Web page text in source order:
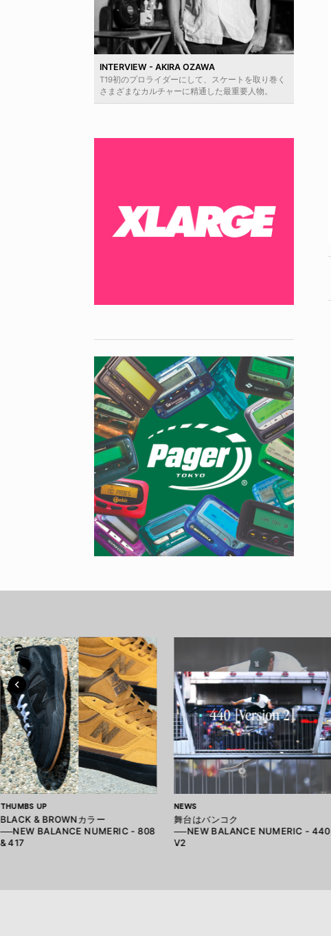
INTERVIEW - AKIRA OZAWA
T19初のプロライダーにして、スケートを取り巻く
さまざまなカルチャーに精通した最重要人物。
THUMBS UP
BLACK & BROWNカラー
──NEW BALANCE NUMERIC - 808
& 417
NEWS
舞台はバンコク
──NEW BALANCE NUMERIC - 440
V2